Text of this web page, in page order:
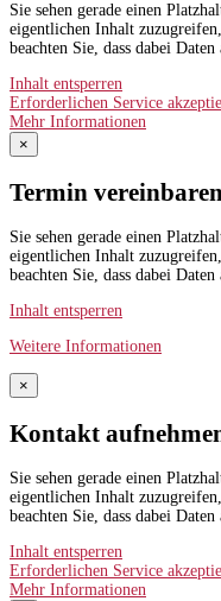
Sie sehen gerade einen
eigentlichen Inhalt
beachten Sie, dass dabei
Inhalt entsperren
Erforderlichen Service
Mehr Informationen
×
Termin vereinbaren
Sie sehen gerade einen
eigentlichen Inhalt
beachten Sie, dass dabei
Inhalt entsperren
Weitere Informationen
×
Kontakt
Sie sehen gerade einen
eigentlichen Inhalt
beachten Sie, dass dabei
Inhalt entsperren
Erforderlichen Service
Mehr Informationen